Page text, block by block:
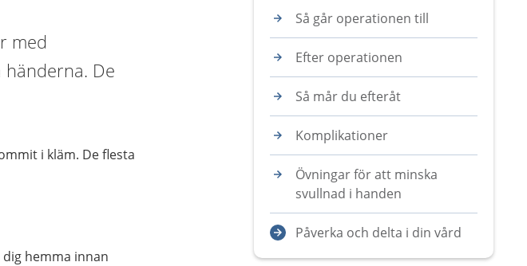
med
De
i kläm. De flesta
hemma innan
Så går operationen till
Efter operationen
Så mår du efteråt
Komplikationer
Övningar för att minska
svullnad i handen
Påverka och delta i din vård